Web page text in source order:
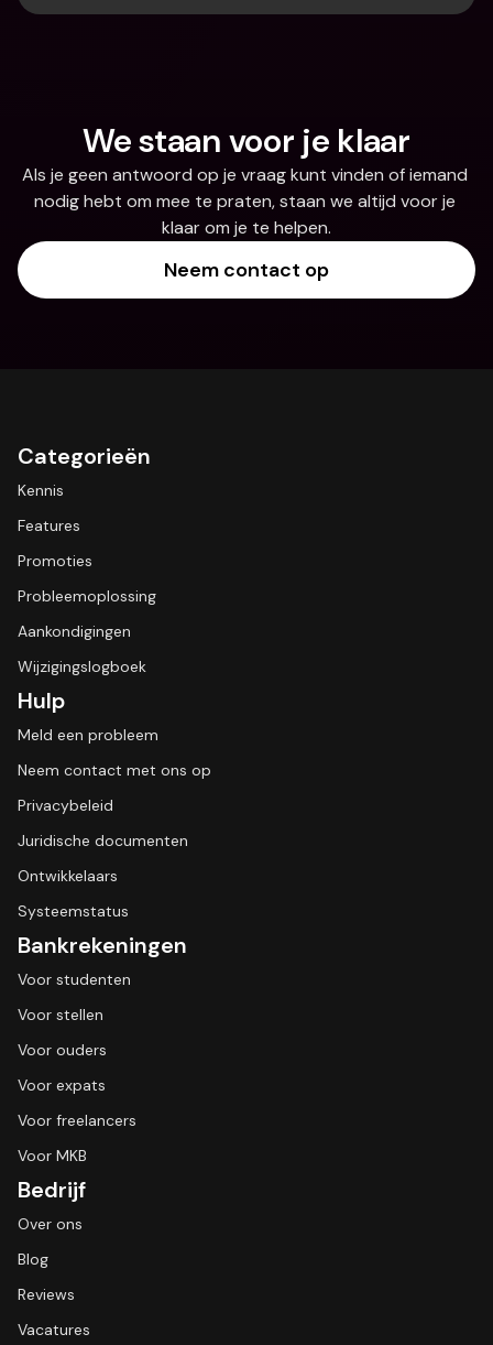
We staan voor je klaar
Als je geen antwoord op je vraag kunt vinden of iemand
nodig hebt om mee te praten, staan we altijd voor je
klaar om je te helpen.
Neem contact op
Categorieën
Kennis
Features
Promoties
Probleemoplossing
Aankondigingen
Wijzigingslogboek
Hulp
Meld een probleem
Neem contact met ons op
Privacybeleid
Juridische documenten
Ontwikkelaars
Systeemstatus
Bankrekeningen
Voor studenten
Voor stellen
Voor ouders
Voor expats
Voor freelancers
Voor MKB
Bedrijf
Over ons
Blog
Reviews
Vacatures